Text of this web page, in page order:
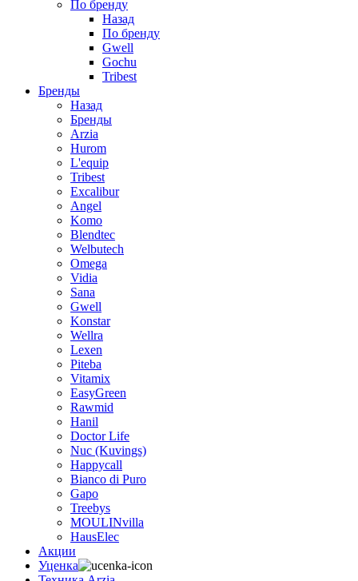
По бренду
Назад
По бренду
Gwell
Gochu
Tribest
Бренды
Назад
Бренды
Arzia
Hurom
L'equip
Tribest
Excalibur
Angel
Komo
Blendtec
Welbutech
Omega
Vidia
Sana
Gwell
Konstar
Wellra
Lexen
Piteba
Vitamix
EasyGreen
Rawmid
Hanil
Doctor Life
Nuc (Kuvings)
Happycall
Bianco di Puro
Gapo
Treebys
MOULINvilla
HausElec
Акции
Уценка